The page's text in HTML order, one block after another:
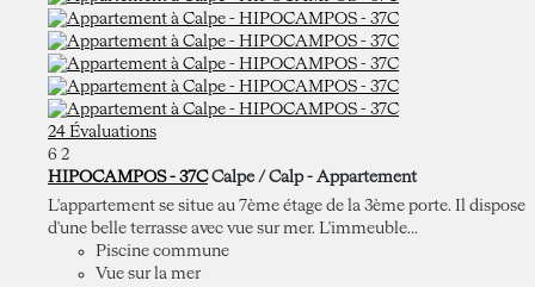
24 Évaluations
6 2
HIPOCAMPOS - 37C Calpe / Calp - Appartement
L'appartement se situe au 7ème étage de la 3ème porte. Il dispose
d'une belle terrasse avec vue sur mer. L'immeuble...
Piscine commune
Vue sur la mer